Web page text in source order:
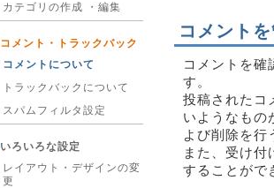
コメント
コメントを確
す。
投稿されたコ
いようなもの
よび削除を行
また、受け
することがで
カテゴリの作成 ・編集
コメント・トラックバック
コメントについて
トラックバックについて
スパムフィルタ設定
いろいろな設定
レイアウト・デザインの変
更